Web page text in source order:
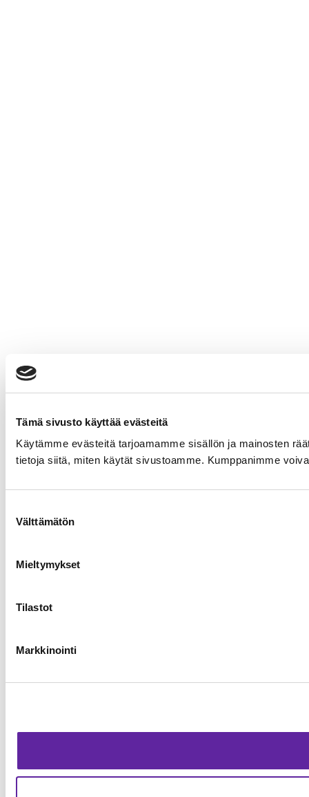
Tämä sivusto käyttää evästeitä
Käytämme evästeitä tarjoamamme sisällön ja mainosten
tietoja siitä, miten käytät sivustoamme. Kumppanimme
valinta
Välttämätön
Mieltymykset
Tilastot
Markkinointi